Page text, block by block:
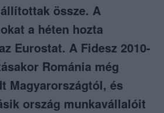
össze. A
a héten hozta
Eurostat. A Fidesz 2010-
Románia még
Magyarországtól, és
ország munkavállalóit